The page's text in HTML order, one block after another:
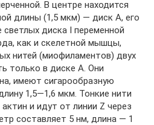
В центре находится
длины (1,5 мкм) — диск A, его
диска I переменной
как и скелетной мышцы,
нитей (миофиламентов) двух
только в диске A. Они
имеют сигарообразную
1,5—1,6 мкм. Тонкие нити
и идут от линии Z через
составляет 5 нм, длина — 1